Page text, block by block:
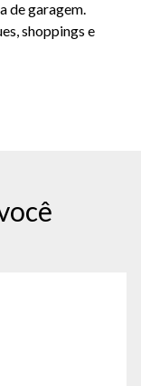
de garagem.
shoppings e